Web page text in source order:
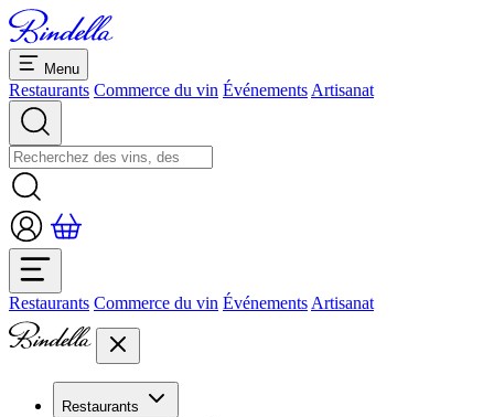
Menu
Restaurants Commerce du vin Événements Artisanat
Restaurants Commerce du vin Événements Artisanat
Restaurants